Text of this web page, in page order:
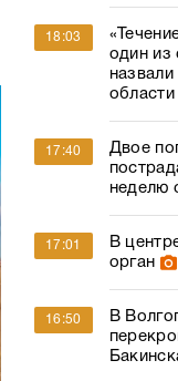
18:03
один из
области
17:40
Двое
неделю
17:01
В
орган
16:50
В